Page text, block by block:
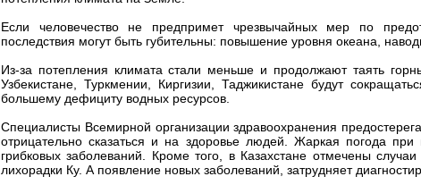
Если человечество не предпримет чрезвычайных мер по
последствия могут быть губительны: повышение уровня океана,
Из-за потепления климата стали меньше и продолжают таять
Узбекистане, Туркмении, Киргизии, Таджикистане будут
большему дефициту водных ресурсов.
Специалисты Всемирной организации здравоохранения
отрицательно сказаться и на здоровье людей. Жаркая погода
грибковых заболеваний. Кроме того, в Казахстане отмечены
лихорадки Ку. А появление новых заболеваний, затрудняет